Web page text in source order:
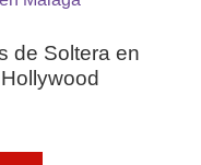
de Soltera en